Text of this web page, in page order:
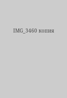
IMG_3460 копия